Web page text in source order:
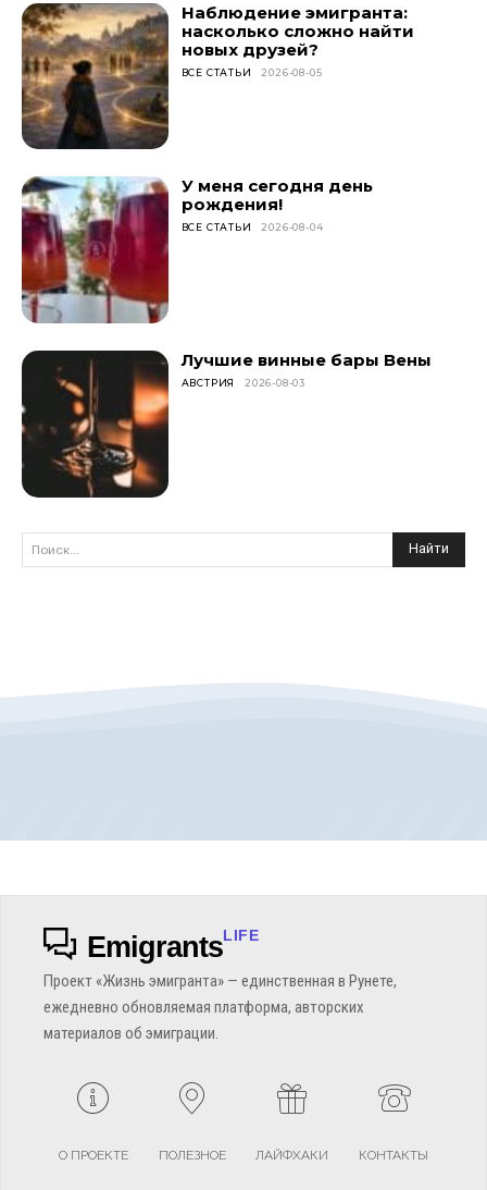
Наблюдение эмигранта:
насколько сложно найти
новых друзей?
ВСЕ СТАТЬИ 2026-08-05
У меня сегодня день
рождения!
ВСЕ СТАТЬИ 2026-08-04
Лучшие винные бары Вены
АВСТРИЯ 2026-08-03
Поиск... Найти
EmigrantsLIFE
Проект «Жизнь эмигранта» — единственная в Рунете,
ежедневно обновляемая платформа, авторских
материалов об эмиграции.
О ПРОЕКТЕ ПОЛЕЗНОЕ ЛАЙФХАКИ КОНТАКТЫ